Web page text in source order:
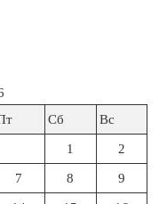
Сб Вс
1 2
7 8 9